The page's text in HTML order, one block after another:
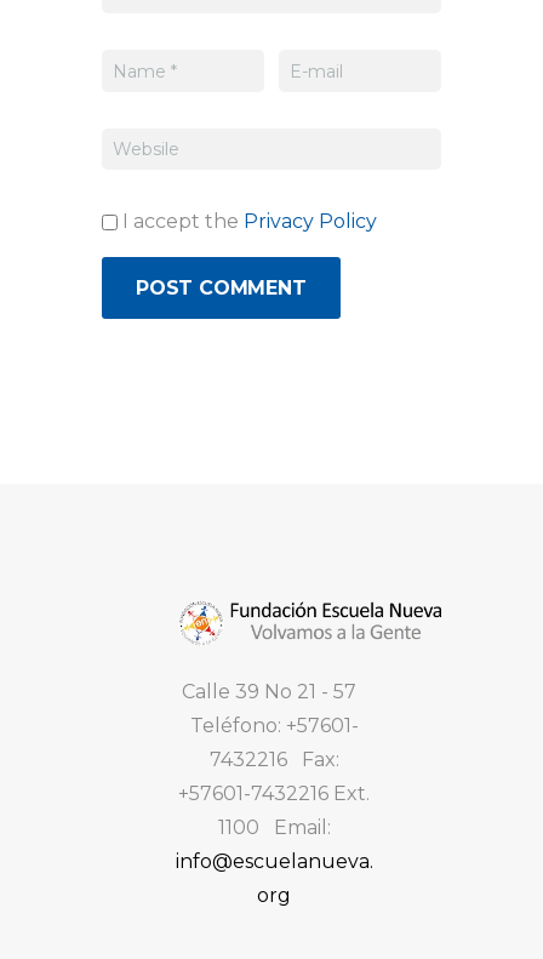
I accept the Privacy Policy
Calle 39 No 21 - 57
Teléfono: +57601-
7432216 Fax:
+57601-7432216 Ext.
1100 Email:
info@escuelanueva.
org